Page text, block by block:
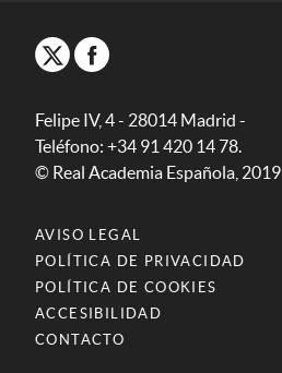
Felipe IV, 4 - 28014 Madrid -
Teléfono: +34 91 420 14 78.
© Real Academia Española, 2019
AVISO LEGAL
POLÍTICA DE PRIVACIDAD
POLÍTICA DE COOKIES
ACCESIBILIDAD
CONTACTO